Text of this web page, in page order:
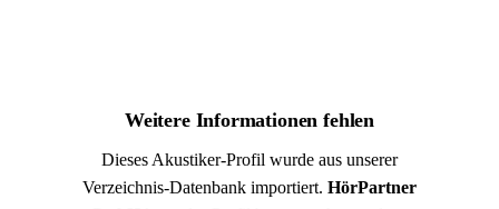
Weitere Informationen fehlen
Dieses Akustiker-Profil wurde aus unserer
Verzeichnis-Datenbank importiert. HörPartner